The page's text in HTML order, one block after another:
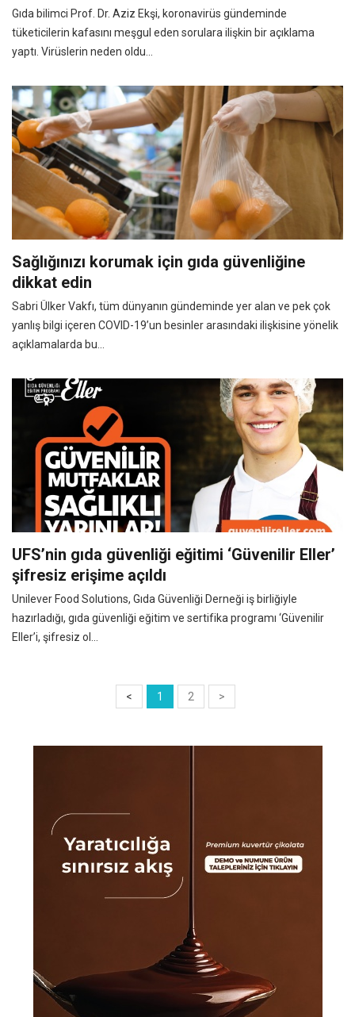
Gıda bilimci Prof. Dr. Aziz Ekşi, koronavirüs gündeminde
tüketicilerin kafasını meşgul eden sorulara ilişkin bir açıklama
yaptı. Virüslerin neden oldu...
Sağlığınızı korumak için gıda güvenliğine
dikkat edin
Sabri Ülker Vakfı, tüm dünyanın gündeminde yer alan ve pek çok
yanlış bilgi içeren COVID-19’un besinler arasındaki ilişkisine yönelik
açıklamalarda bu...
UFS’nin gıda güvenliği eğitimi ‘Güvenilir Eller’
şifresiz erişime açıldı
Unilever Food Solutions, Gıda Güvenliği Derneği iş birliğiyle
hazırladığı, gıda güvenliği eğitim ve sertifika programı ‘Güvenilir
Eller’i, şifresiz ol...
< 1 2 >